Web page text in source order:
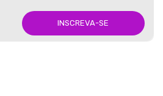
INSCREVA-SE